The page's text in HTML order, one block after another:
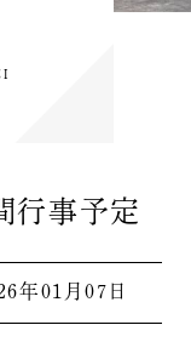
行事予定
年01月07日